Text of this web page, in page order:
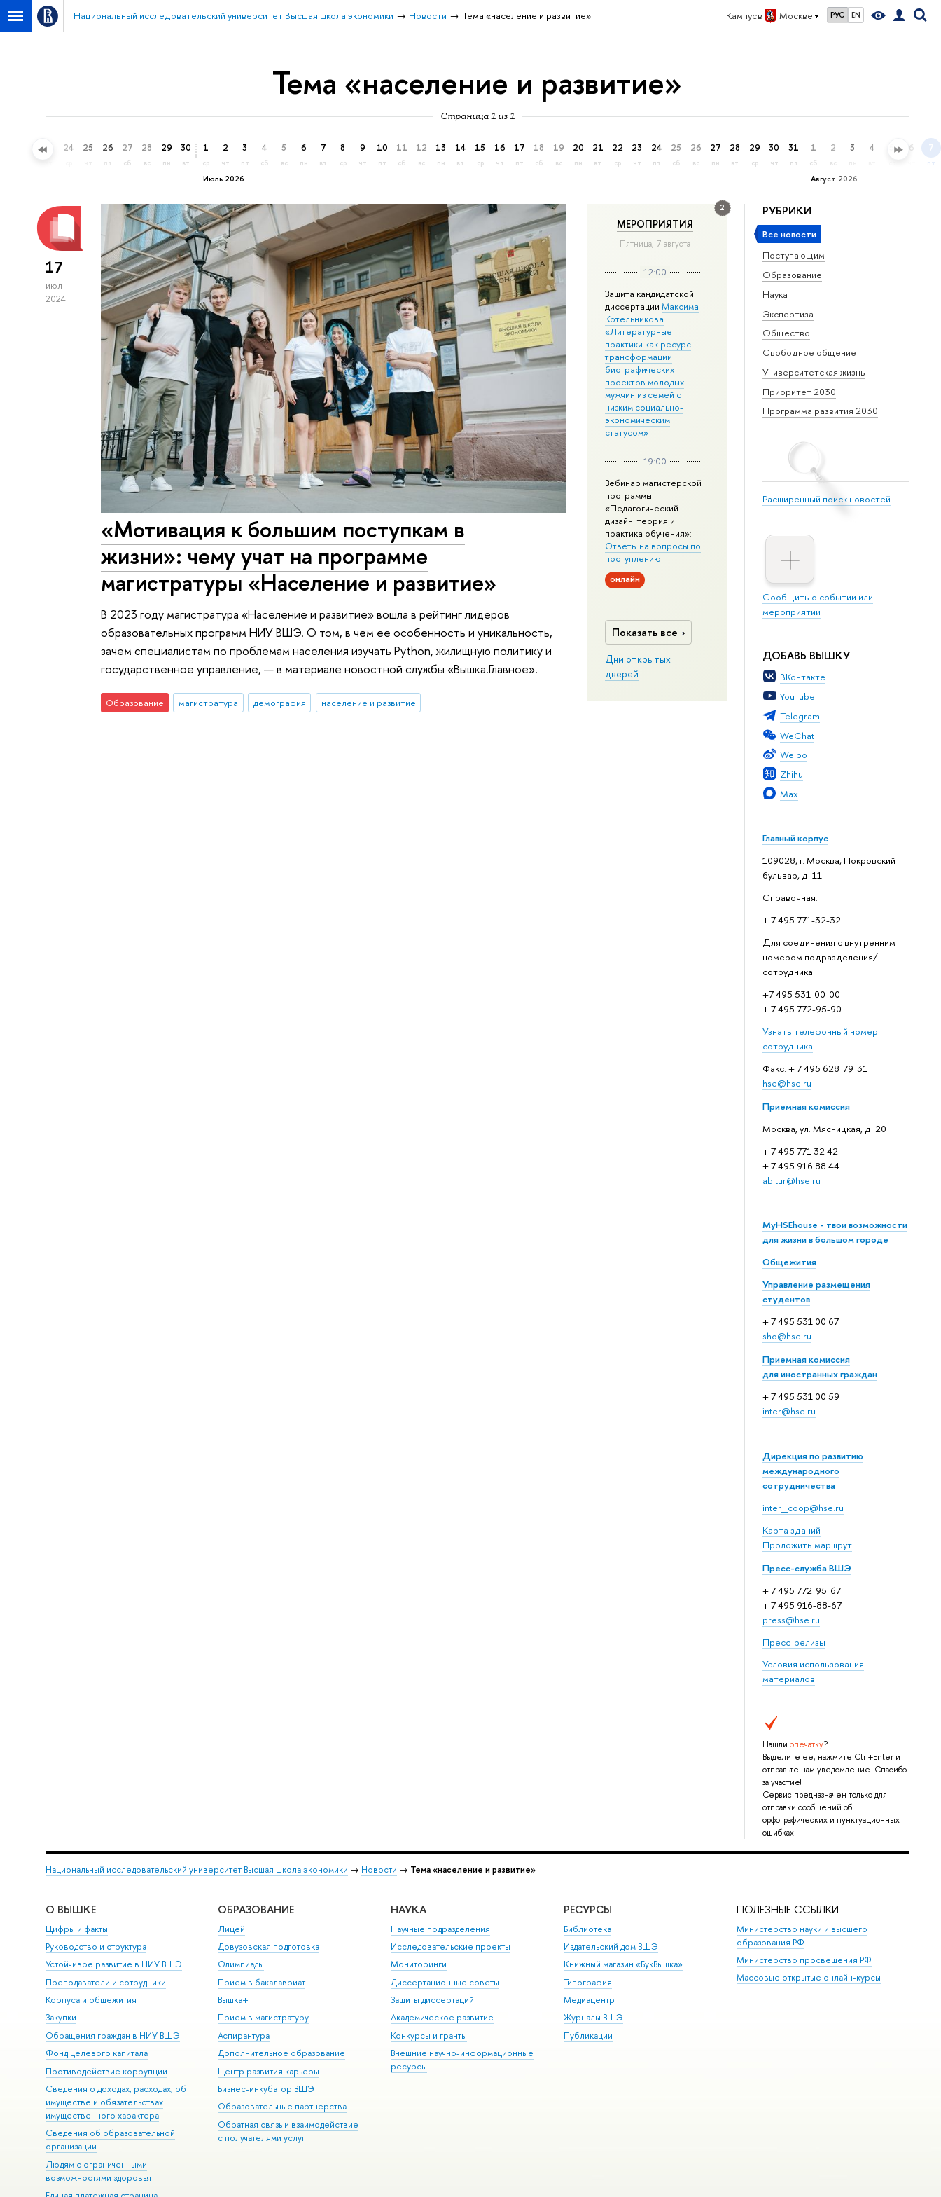
Кампус в Москве РУС EN
Национальный исследовательский университет Высшая школа экономики Новости Тема «население и развитие»
Тема «население и развитие»
Страница 1 из 1
23 24 25 26
пт
27
сб
28
вс
29
пн
30
вт
Июль 2026
1
ср
2
чт
3
пт
4
сб
5
вс
6
пн
7
вт
8
ср
9
чт
10
пт
11
сб
12
вс
13
пн
14
вт
15
ср
16
чт
17
пт
18
сб
19
вс
20
пн
21
вт
22
ср
23
чт
24
пт
25
сб
26
вс
27
пн
28
вт
29
ср
30
чт
31
пт
Август 2026
1
сб
2
вс
3 4 5 6 7
пт
РУБРИКИ
Все новости
Поступающим
Образование
Наука
Экспертиза
Общество
Свободное общение
Университетская жизнь
Приоритет 2030
Программа развития 2030
Расширенный поиск новостей
Сообщить о событии или
мероприятии
ДОБАВЬ ВЫШКУ
ВКонтакте
YouTube
Telegram
WeChat
Weibo
Zhihu
Max
Главный корпус
109028, г. Москва, Покровский
бульвар, д. 11
Справочная:
+ 7 495 771-32-32
Для соединения с внутренним
номером подразделения/
сотрудника:
+7 495 531-00-00
+ 7 495 772-95-90
Узнать телефонный номер
сотрудника
Факс: + 7 495 628-79-31
hse@hse.ru
Приемная комиссия
Москва, ул. Мясницкая, д. 20
+ 7 495 771 32 42
+ 7 495 916 88 44
abitur@hse.ru
MyHSEhouse - твои возможности
для жизни в большом городе
Общежития
Управление размещения
студентов
+ 7 495 531 00 67
sho@hse.ru
Приемная комиссия
для иностранных граждан
+ 7 495 531 00 59
inter@hse.ru
Дирекция по развитию
международного
сотрудничества
inter_coop@hse.ru
Карта зданий
Проложить маршрут
Пресс-служба ВШЭ
+ 7 495 772-95-67
+ 7 495 916-88-67
press@hse.ru
Пресс-релизы
Условия использования
материалов
Нашли опечатку?
Выделите её, нажмите Ctrl+Enter и
отправьте нам уведомление. Спасибо
за участие!
Сервис предназначен только для
отправки сообщений об
орфографических и пунктуационных
ошибках.
2
МЕРОПРИЯТИЯ
Пятница, 7 августа
12:00
Защита кандидатской
диссертации Максима
Котельникова
«Литературные
практики как ресурс
трансформации
биографических
проектов молодых
мужчин из семей с
низким социально-
экономическим
статусом»
19:00
Вебинар магистерской
программы
«Педагогический
дизайн: теория и
практика обучения»:
Ответы на вопросы по
поступлению
онлайн
Показать все
Дни открытых
дверей
17
июл
2024
«Мотивация к большим поступкам в
жизни»: чему учат на программе
магистратуры «Население и развитие»
В 2023 году магистратура «Население и развитие» вошла в рейтинг лидеров
образовательных программ НИУ ВШЭ. О том, в чем ее особенность и уникальность,
зачем специалистам по проблемам населения изучать Python, жилищную политику и
государственное управление, — в материале новостной службы «Вышка.Главное».
Образование магистратура демография население и развитие
Национальный исследовательский университет Высшая школа экономики → Новости → Тема «население и развитие»
О ВЫШКЕ
Цифры и факты
Руководство и структура
Устойчивое развитие в НИУ ВШЭ
Преподаватели и сотрудники
Корпуса и общежития
Закупки
Обращения граждан в НИУ ВШЭ
Фонд целевого капитала
Противодействие коррупции
Сведения о доходах, расходах, об
имуществе и обязательствах
имущественного характера
Сведения об образовательной
организации
Людям с ограниченными
возможностями здоровья
ОБРАЗОВАНИЕ
Лицей
Довузовская подготовка
Олимпиады
Прием в бакалавриат
Вышка+
Прием в магистратуру
Аспирантура
Дополнительное образование
Центр развития карьеры
Бизнес-инкубатор ВШЭ
Образовательные партнерства
Обратная связь и взаимодействие
с получателями услуг
НАУКА
Научные подразделения
Исследовательские проекты
Мониторинги
Диссертационные советы
Защиты диссертаций
Академическое развитие
Конкурсы и гранты
Внешние научно-информационные
ресурсы
РЕСУРСЫ
Библиотека
Издательский дом ВШЭ
Книжный магазин «БукВышка»
Типография
Медиацентр
Журналы ВШЭ
Публикации
ПОЛЕЗНЫЕ ССЫЛКИ
Министерство науки и высшего
образования РФ
Министерство просвещения РФ
Массовые открытые онлайн-курсы